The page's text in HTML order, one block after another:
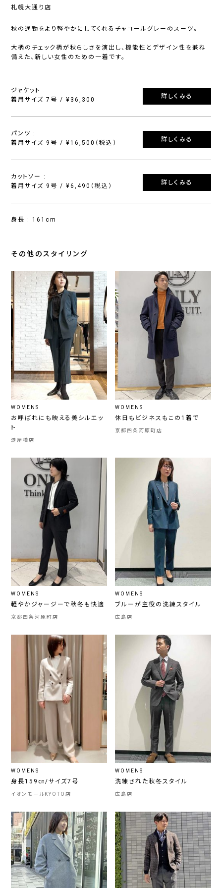
札幌大通り店
秋の通勤をより軽やかにしてくれるチャコールグレーのスーツ。
大柄のチェック柄が秋らしさを演出し、機能性とデザイン性を兼ね
備えた、新しい女性のための一着です。
ジャケット :
着用サイズ 7号 / ¥36,300
詳しくみる
パンツ :
着用サイズ 9号 / ¥16,500（税込）
詳しくみる
カットソー :
着用サイズ 9号 / ¥6,490（税込）
詳しくみる
身長 : 161cm
その他のスタイリング
WOMENS
お呼ばれにも映える美シルエッ
ト
淀屋橋店
WOMENS
休日もビジネスもこの1着で
京都四条河原町店
WOMENS
軽やかジャージーで秋冬も快適
京都四条河原町店
WOMENS
ブルーが主役の洗練スタイル
広島店
WOMENS
身長159㎝/サイズ7号
イオンモールKYOTO店
WOMENS
洗練された秋冬スタイル
広島店